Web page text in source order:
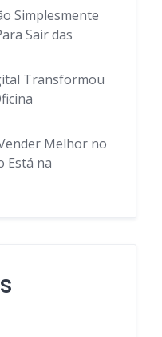
Simplesmente
Sair das
Transformou
Melhor no
Está na